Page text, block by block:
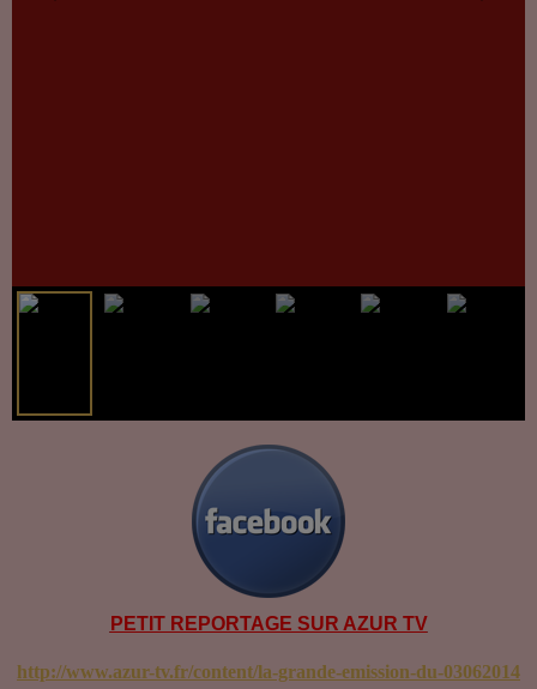
PETIT REPORTAGE SUR AZUR TV
http://www.azur-tv.fr/content/la-grande-emission-du-03062014